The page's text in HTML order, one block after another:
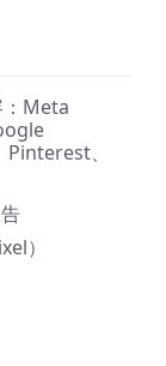
Meta
、
）